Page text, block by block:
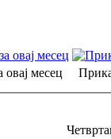
месец